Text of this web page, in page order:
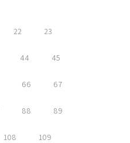
22 23
44 45
66 67
88 89
108 109